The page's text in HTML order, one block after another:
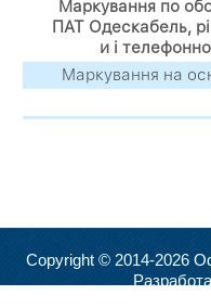
Маркування по
ПАТ Одескабель,
и і
Маркування на
Copyright © 2014-2026